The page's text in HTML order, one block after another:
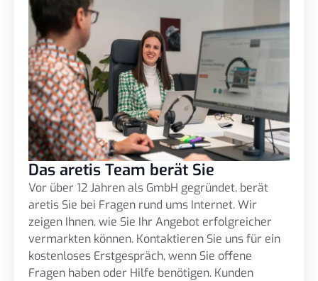
Das aretis Team berät Sie
Vor über 12 Jahren als GmbH gegründet, berät
aretis Sie bei Fragen rund ums Internet. Wir
zeigen Ihnen, wie Sie Ihr Angebot erfolgreicher
vermarkten können. Kontaktieren Sie uns für ein
kostenloses Erstgespräch, wenn Sie offene
Fragen haben oder Hilfe benötigen. Kunden